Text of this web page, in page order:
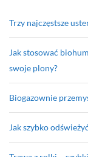
Trzy najczęstsze
Jak stosować
swoje plony?
Biogazownie
Jak szybko